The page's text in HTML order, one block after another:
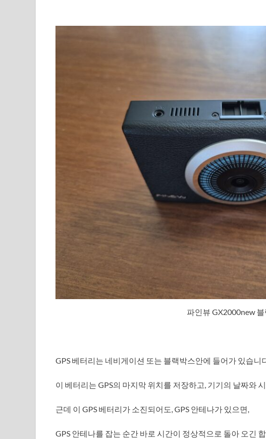
파인뷰 GX2000new
GPS 베터리는 네비게이션 또는 블랙박스안에 들어가 있습니
이 베터리는 GPS의 마지막 위치를 저장하고, 기기의 날짜와
근데 이 GPS 베터리가 소진되어도, GPS 안테나가 있으면,
GPS 안테나를 잡는 순간 바로 시간이 정상적으로 돌아 오긴